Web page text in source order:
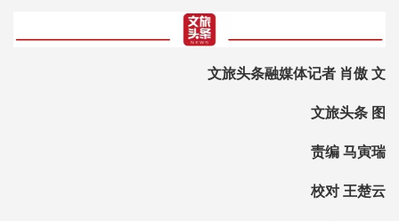
文旅头条融媒体记者 肖傲 文
文旅头条 图
责编 马寅瑞
校对 王楚云